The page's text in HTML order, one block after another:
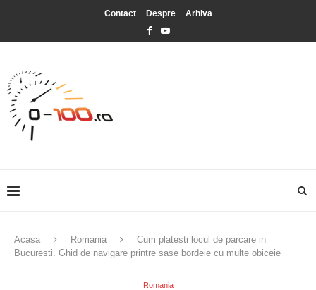
Contact Despre Arhiva
Acasa Romania
Cum platesti locul de parcare in
Bucuresti. Ghid de navigare printre sase bordeie cu multe obiceie
Romania